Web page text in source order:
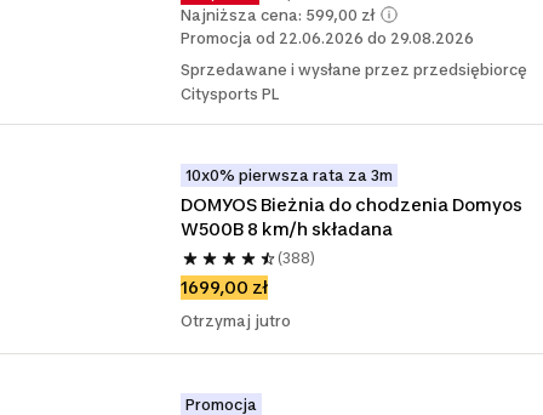
Najniższa cena: 599,00 zł
Promocja od 22.06.2026 do 29.08.2026
Sprzedawane i wysłane przez przedsiębiorcę
Citysports PL
10x0% pierwsza rata za 3m
DOMYOS Bieżnia do chodzenia Domyos
W500B 8 km/h składana
(388)
1699,00 zł
Otrzymaj jutro
Promocja